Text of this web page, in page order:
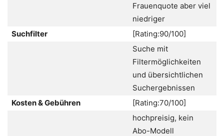
Frauenquote aber viel
niedriger
Suchfilter
[Rating:90/100]
Suche mit
Filtermöglichkeiten
und übersichtlichen
Suchergebnissen
Kosten & Gebühren
[Rating:70/100]
hochpreisig, kein
Abo-Modell